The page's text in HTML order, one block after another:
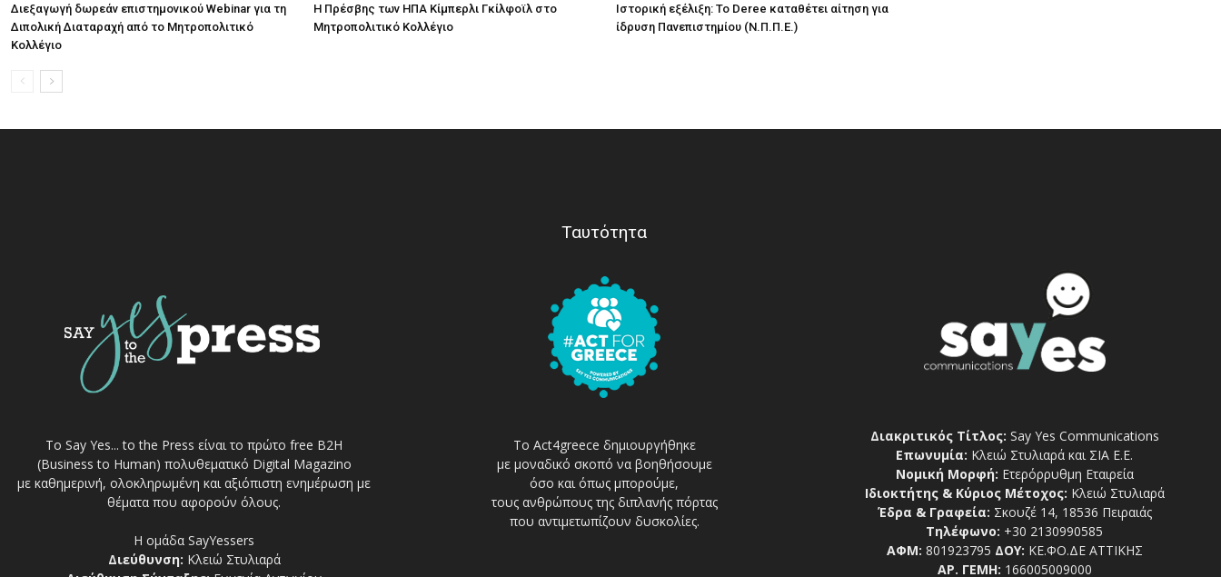
Διεξαγωγή δωρεάν επιστημονικού Webinar για τη
Διπολική Διαταραχή από το Μητροπολιτικό
Κολλέγιο
Η Πρέσβης των ΗΠΑ Κίμπερλι Γκίλφοϊλ στο
Μητροπολιτικό Κολλέγιο
Ιστορική εξέλιξη: Το Deree καταθέτει αίτηση για
ίδρυση Πανεπιστημίου (Ν.Π.Π.Ε.)
Το Say Yes... to the Press είναι το πρώτο free Β2Η
(Business to Human) πολυθεματικό Digital Magazino
με καθημερινή, ολοκληρωμένη και αξιόπιστη ενημέρωση με
θέματα που αφορούν όλους.
Η ομάδα SayYessers
Διεύθυνση: Κλειώ Στυλιαρά
Ταυτότητα
Το Act4greece δημιουργήθηκε
με μοναδικό σκοπό να βοηθήσουμε
όσο και όπως μπορούμε,
τους ανθρώπους της διπλανής πόρτας
που αντιμετωπίζουν δυσκολίες.
Διακριτικός Τίτλος: Say Yes Communications
Επωνυμία: Κλειώ Στυλιαρά και ΣΙΑ Ε.Ε.
Νομική Μορφή: Ετερόρρυθμη Εταιρεία
Ιδιοκτήτης & Κύριος Μέτοχος: Κλειώ Στυλιαρά
Έδρα & Γραφεία: Σκουζέ 14, 18536 Πειραιάς
Τηλέφωνο: +30 2130990585
ΑΦΜ: 801923795 ΔΟΥ: ΚΕ.ΦΟ.ΔΕ ΑΤΤΙΚΗΣ
ΑΡ. ΓΕΜΗ: 166005009000